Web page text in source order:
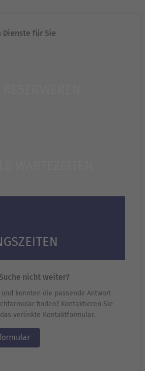
für Sie
nicht weiter?
und konnten die passende Antwort
finden? Kontaktieren Sie
verlinkte Kontaktformular.